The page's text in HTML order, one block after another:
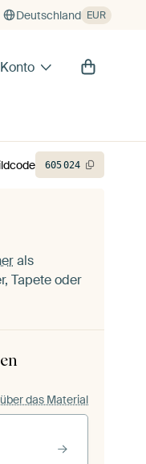
Deutschland EUR
Konto
als
Tapete oder
das Material
605024